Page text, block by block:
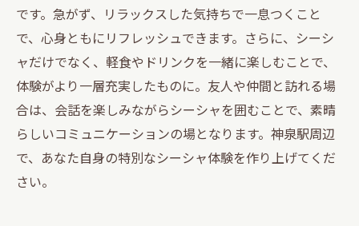
です。急がず、リラックスした気持ちで一息つくこと
で、心身ともにリフレッシュできます。さらに、シーシ
ャだけでなく、軽食やドリンクを一緒に楽しむことで、
体験がより一層充実したものに。友人や仲間と訪れる場
合は、会話を楽しみながらシーシャを囲むことで、素晴
らしいコミュニケーションの場となります。神泉駅周辺
で、あなた自身の特別なシーシャ体験を作り上げてくだ
さい。